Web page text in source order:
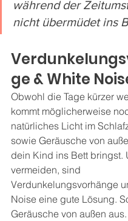
während der
nicht übermüdet ins
ge & White
Obwohl die Tage kürzer
kommt möglicherweise
natürliches Licht im
sowie Geräusche von
dein Kind ins Bett bringst.
vermeiden, sind
Verdunkelungsvorhänge
Noise eine gute Lösung.
Geräusche von außen aus.